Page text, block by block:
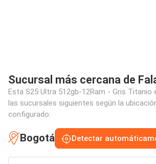
Sucursal más cercana de
Esta S25 Ultra 512gb-12Ram - Gris Titanio
las sucursales siguientes según la
configurado:
Bogotá Detectar